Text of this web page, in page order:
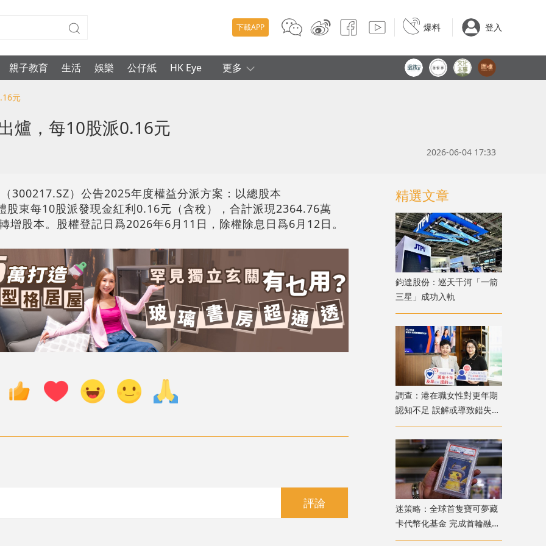
下載APP 爆料 登入
親子教育 生活 娛樂 公仔紙 HK Eye 更多
元
爐，每10股派0.16元
2026-06-04 17:33
300217.SZ）公告2025年度權益分派方案：以總股本
東每10股派發現金紅利0.16元（含稅），合計派現2364.76萬
增股本。股權登記日爲2026年6月11日，除權除息日爲6月12日。
評論
精選文章
鈞達股份：巡天千河「一箭
三星」成功入軌
調查：港在職女性對更年期
認知不足 誤解或導致錯失
「黃金預防期」
迷策略：全球首隻寶可夢藏
卡代幣化基金 完成首輪融資
兼獲超購